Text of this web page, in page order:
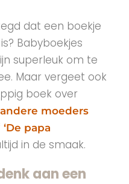
dat een boekje
Babyboekjes
superleuk om te
Maar vergeet ook
boek over
andere moeders
‘De papa
in de smaak.
aan een